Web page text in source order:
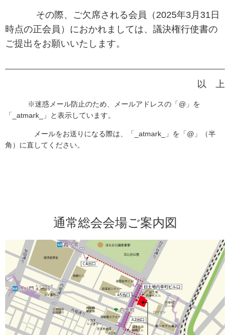
その際、ご欠席される会員（2025年3月31日
時点の正会員）におかれましては、議決権行使書の
ご提出をお願いいたします。
以 上
※迷惑メール防止のため、メールアドレスの「@」を
「_atmark_」と表示しています。
メールをお送りになる際は、「_atmark_」を「@」（半
角）に直してください。
通常総会会場ご案内図